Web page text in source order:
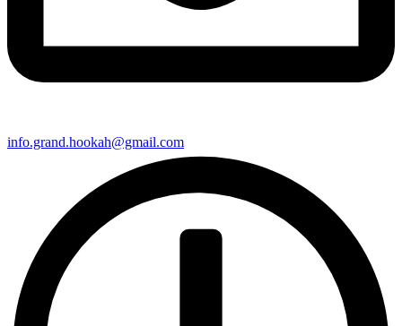
info.grand.hookah@gmail.com